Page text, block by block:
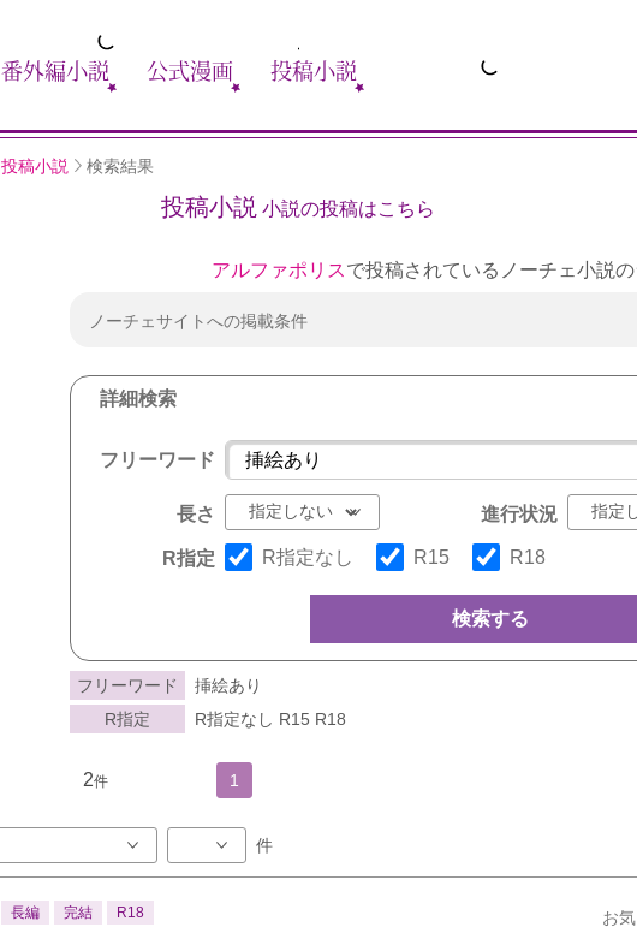
番外編小説 公式漫画 投稿小説
投稿小説 検索結果
投稿小説 小説の投稿はこちら
アルファポリスで投稿されているノーチェ小説
ノーチェサイトへの掲載条件
詳細検索
フリーワード
長さ 進行状況
R指定 R指定なし R15 R18
検索する
フリーワード
挿絵あり
R指定
R指定なし R15 R18
2件 1
件
長編 完結 R18 お